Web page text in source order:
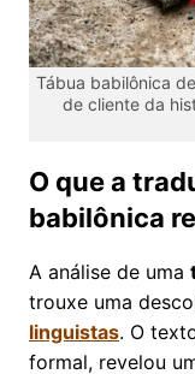
Tábua babilônica
de cliente da
O que a
babilônica
A análise de uma
trouxe uma
linguistas. O
formal, revelou